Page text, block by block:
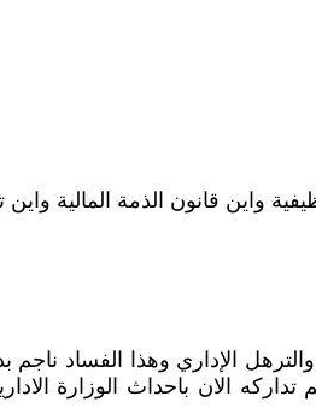
واين قانون الذمة المالية
الإداري وهذا الفساد
الان باحداث الوزارة